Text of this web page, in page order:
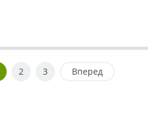
2 3 Вперед